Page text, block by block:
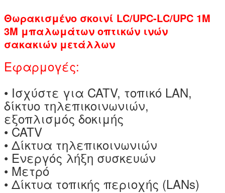
Θωρακισμένο σκοινί LC/UPC-LC/UPC 1M
3M μπαλωμάτων οπτικών ινών
σακακιών μετάλλων
Εφαρμογές:
• Ισχύστε για CATV, τοπικό LAN,
δίκτυο τηλεπικοινωνιών,
εξοπλισμός δοκιμής
• CATV
• Δίκτυα τηλεπικοινωνιών
• Ενεργός λήξη συσκευών
• Μετρό
• Δίκτυα τοπικής περιοχής (LANs)